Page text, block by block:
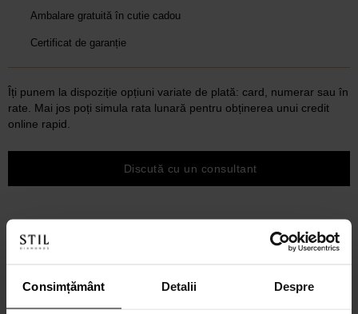
Consimțământ Detalii Despre
Ambalare gratuită în cutie cadou
Certificat de garanție
Îți punem la dispoziție opțiuni variate de plată: card, numerar sau în
rate. Mai jos poți simula rata lunară pentru obținerea unui credit
online rapid.
Discută cu un consultant